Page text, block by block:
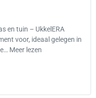
en tuin – UkkelERA
voor, ideaal gelegen in
Meer lezen